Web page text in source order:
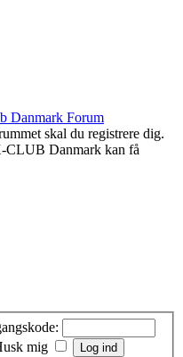
Danmark Forum
skal du registrere dig.
CLUB Danmark kan få
mig